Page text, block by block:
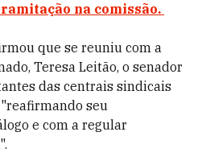
na comissão.
que se reuniu com a
Teresa Leitão, o senador
das centrais sindicais
seu
e com a regular